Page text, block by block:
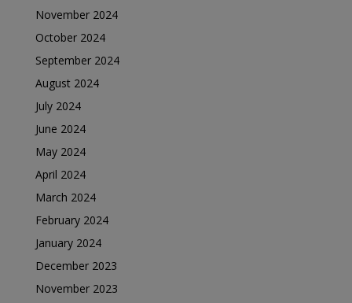
November 2024
October 2024
September 2024
August 2024
July 2024
June 2024
May 2024
April 2024
March 2024
February 2024
January 2024
December 2023
November 2023